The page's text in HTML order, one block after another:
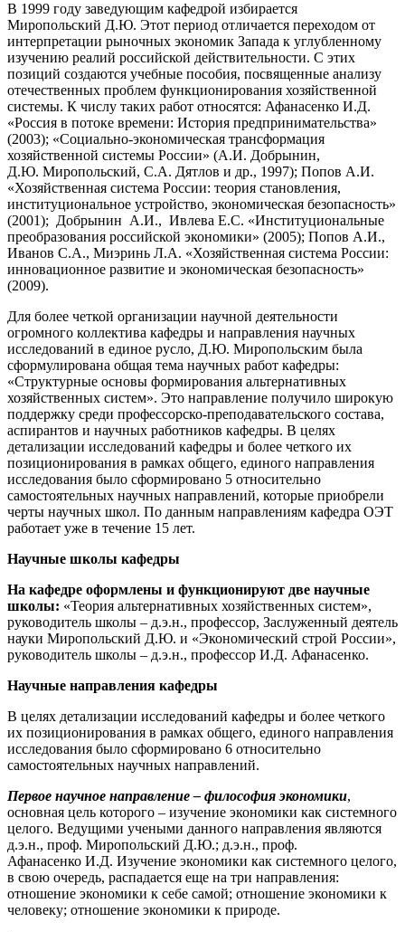
В 1999 году заведующим кафедрой избирается
Миропольский Д.Ю. Этот период отличается переходом от
интерпретации рыночных экономик Запада к углубленному
изучению реалий российской действительности. С этих
позиций создаются учебные пособия, посвященные анализу
отечественных проблем функционирования хозяйственной
системы. К числу таких работ относятся: Афанасенко И.Д.
«Россия в потоке времени: История предпринимательства»
(2003); «Социально-экономическая трансформация
хозяйственной системы России» (А.И. Добрынин,
Д.Ю. Миропольский, С.А. Дятлов и др., 1997); Попов А.И.
«Хозяйственная система России: теория становления,
институциональное устройство, экономическая безопасность»
(2001); Добрынин А.И., Ивлева Е.С. «Институциональные
преобразования российской экономики» (2005); Попов А.И.,
Иванов С.А., Миэринь Л.А. «Хозяйственная система России:
инновационное развитие и экономическая безопасность»
(2009).
Для более четкой организации научной деятельности
огромного коллектива кафедры и направления научных
исследований в единое русло, Д.Ю. Миропольским была
сформулирована общая тема научных работ кафедры:
«Структурные основы формирования альтернативных
хозяйственных систем». Это направление получило широкую
поддержку среди профессорско-преподавательского состава,
аспирантов и научных работников кафедры. В целях
детализации исследований кафедры и более четкого их
позиционирования в рамках общего, единого направления
исследования было сформировано 5 относительно
самостоятельных научных направлений, которые приобрели
черты научных школ. По данным направлениям кафедра ОЭТ
работает уже в течение 15 лет.
Научные школы кафедры
На кафедре оформлены и функционируют две научные
школы: «Теория альтернативных хозяйственных систем»,
руководитель школы – д.э.н., профессор, Заслуженный деятель
науки Миропольский Д.Ю. и «Экономический строй России»,
руководитель школы – д.э.н., профессор И.Д. Афанасенко.
Научные направления кафедры
В целях детализации исследований кафедры и более четкого
их позиционирования в рамках общего, единого направления
исследования было сформировано 6 относительно
самостоятельных научных направлений.
Первое научное направление – философия экономики,
основная цель которого – изучение экономики как системного
целого. Ведущими учеными данного направления являются
д.э.н., проф. Миропольский Д.Ю.; д.э.н., проф.
Афанасенко И.Д. Изучение экономики как системного целого,
в свою очередь, распадается еще на три направления:
отношение экономики к себе самой; отношение экономики к
человеку; отношение экономики к природе.